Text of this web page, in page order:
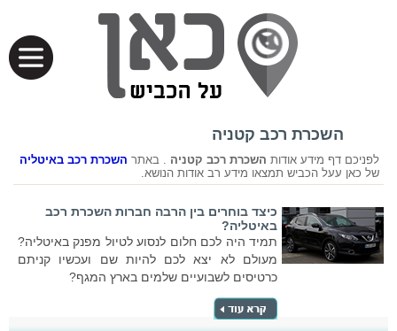
השכרת רכב קטניה
לפניכם דף מידע אודות השכרת רכב קטניה . באתר השכרת רכב באיטליה
של כאן עעל הכביש תמצאו מידע רב אודות הנושא.
כיצד בוחרים בין הרבה חברות השכרת רכב
באיטליה?
תמיד היה לכם חלום לנסוע לטיול מפנק באיטליה?
מעולם לא יצא לכם להיות שם ועכשיו קניתם
כרטיסים לשבועיים שלמים בארץ המגף?